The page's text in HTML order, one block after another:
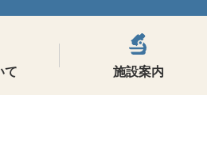
て 施設案内